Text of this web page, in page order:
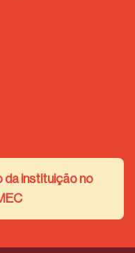
da instituição no